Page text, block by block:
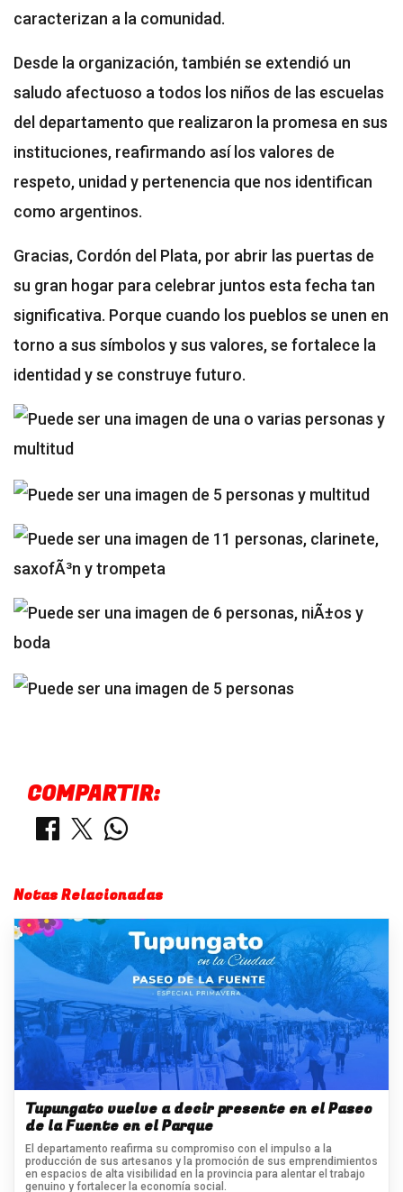
caracterizan a la comunidad.
Desde la organización, también se extendió un
saludo afectuoso a todos los niños de las escuelas
del departamento que realizaron la promesa en sus
instituciones, reafirmando así los valores de
respeto, unidad y pertenencia que nos identifican
como argentinos.
Gracias, Cordón del Plata, por abrir las puertas de
su gran hogar para celebrar juntos esta fecha tan
significativa. Porque cuando los pueblos se unen en
torno a sus símbolos y sus valores, se fortalece la
identidad y se construye futuro.
COMPARTIR:
Notas Relacionadas
Tupungato vuelve a decir presente en el Paseo
de la Fuente en el Parque
El departamento reafirma su compromiso con el impulso a la
producción de sus artesanos y la promoción de sus emprendimientos
en espacios de alta visibilidad en la provincia para alentar el trabajo
genuino y fortalecer la economía social.